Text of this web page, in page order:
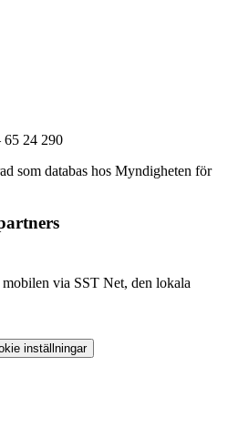
65 24 290
som databas hos Myndigheten för
via SST Net, den lokala
inställningar